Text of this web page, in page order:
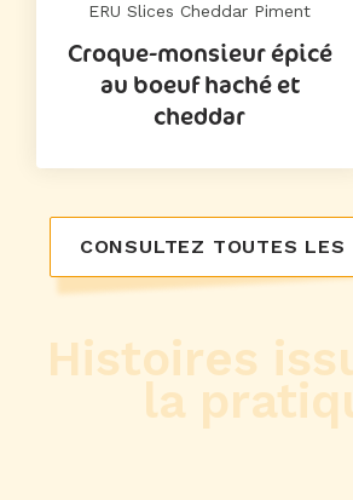
ERU Slices Cheddar Piment
Croque-monsieur épicé
au boeuf haché et
cheddar
CONSULTEZ TOUTES LES
Histoires
la